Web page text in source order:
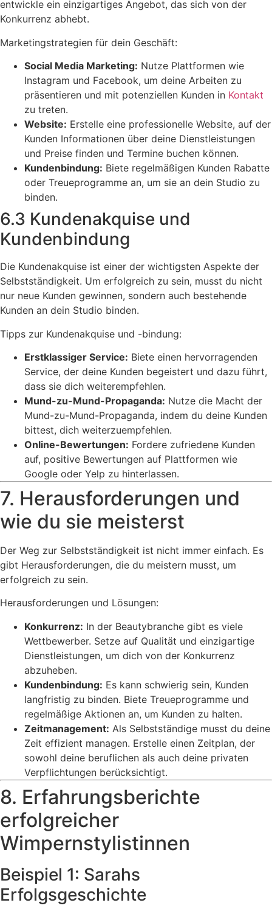
entwickle ein einzigartiges Angebot, das sich von der
Konkurrenz abhebt.
Marketingstrategien für dein Geschäft:
Social Media Marketing: Nutze Plattformen wie
Instagram und Facebook, um deine Arbeiten zu
präsentieren und mit potenziellen Kunden in Kontakt
zu treten.
Website: Erstelle eine professionelle Website, auf der
Kunden Informationen über deine Dienstleistungen
und Preise finden und Termine buchen können.
Kundenbindung: Biete regelmäßigen Kunden Rabatte
oder Treueprogramme an, um sie an dein Studio zu
binden.
6.3 Kundenakquise und
Kundenbindung
Die Kundenakquise ist einer der wichtigsten Aspekte der
Selbstständigkeit. Um erfolgreich zu sein, musst du nicht
nur neue Kunden gewinnen, sondern auch bestehende
Kunden an dein Studio binden.
Tipps zur Kundenakquise und -bindung:
Erstklassiger Service: Biete einen hervorragenden
Service, der deine Kunden begeistert und dazu führt,
dass sie dich weiterempfehlen.
Mund-zu-Mund-Propaganda: Nutze die Macht der
Mund-zu-Mund-Propaganda, indem du deine Kunden
bittest, dich weiterzuempfehlen.
Online-Bewertungen: Fordere zufriedene Kunden
auf, positive Bewertungen auf Plattformen wie
Google oder Yelp zu hinterlassen.
7. Herausforderungen und
wie du sie meisterst
Der Weg zur Selbstständigkeit ist nicht immer einfach. Es
gibt Herausforderungen, die du meistern musst, um
erfolgreich zu sein.
Herausforderungen und Lösungen:
Konkurrenz: In der Beautybranche gibt es viele
Wettbewerber. Setze auf Qualität und einzigartige
Dienstleistungen, um dich von der Konkurrenz
abzuheben.
Kundenbindung: Es kann schwierig sein, Kunden
langfristig zu binden. Biete Treueprogramme und
regelmäßige Aktionen an, um Kunden zu halten.
Zeitmanagement: Als Selbstständige musst du deine
Zeit effizient managen. Erstelle einen Zeitplan, der
sowohl deine beruflichen als auch deine privaten
Verpflichtungen berücksichtigt.
8. Erfahrungsberichte
erfolgreicher
Wimpernstylistinnen
Beispiel 1: Sarahs
Erfolgsgeschichte